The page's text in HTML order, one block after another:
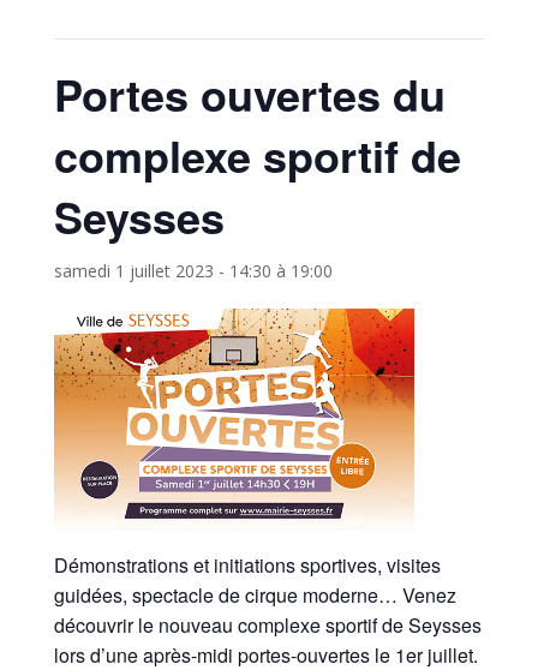
Portes ouvertes du
complexe sportif de
Seysses
samedi 1 juillet 2023 - 14:30 à 19:00
Démonstrations et initiations sportives, visites
guidées, spectacle de cirque moderne… Venez
découvrir le nouveau complexe sportif de Seysses
lors d’une après-midi portes-ouvertes le 1er juillet.